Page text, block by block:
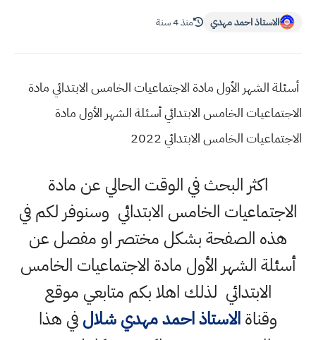
الاستاذ احمد مهدي منذ 4 سنة
أسئلة الشهر الأول مادة الاجتماعيات الخامس الابتدائي مادة
الاجتماعيات الخامس الابتدائي أسئلة الشهر الأول مادة
الاجتماعيات الخامس الابتدائي 2022
اكثر البحث في الوقت الحالي عن مادة
الاجتماعيات الخامس الابتدائي وسنوفر لكم في
هذه الصفحة بشكل مختصر او مفصل عن
أسئلة الشهر الأول مادة الاجتماعيات الخامس
الابتدائي لذلك اهلا بكم متابعي موقع
وقناةالاستاذ احمد مهدي شلالفي هذا